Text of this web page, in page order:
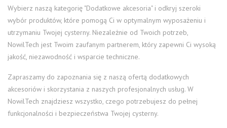
Wybierz naszą kategorię "Dodatkowe akcesoria" i odkryj szeroki
wybór produktów, które pomogą Ci w optymalnym wyposażeniu i
utrzymaniu Twojej cysterny. Niezależnie od Twoich potrzeb,
NowilTech jest Twoim zaufanym partnerem, który zapewni Ci wysoką
jakość, niezawodność i wsparcie techniczne.
Zapraszamy do zapoznania się z naszą ofertą dodatkowych
akcesoriów i skorzystania z naszych profesjonalnych usług. W
NowilTech znajdziesz wszystko, czego potrzebujesz do pełnej
funkcjonalności i bezpieczeństwa Twojej cysterny.